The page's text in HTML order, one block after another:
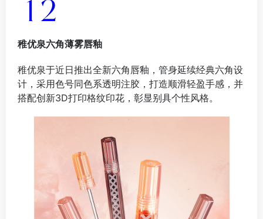
稚优泉六角薄雾唇釉
稚优泉于近日推出全新六角唇釉，管身延续经典六角设
计，采用色号同色系透明注胶，打造顺滑轻盈手感，并
搭配创新3D打印格纹印花，彰显别具个性风格。